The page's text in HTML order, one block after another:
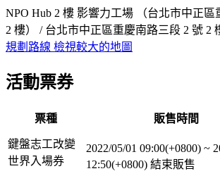
NPO Hub 2 樓 影響力工場 （台北市中正區
2 樓） / 台北市中正區重慶南路三段 2 號 2
規劃路線 檢視較大的地圖
活動票券
票種 販售時間
鍵盤志工改變
世界入場券
2022/05/01 09:00(+0800) ~
12:50(+0800) 結束販售